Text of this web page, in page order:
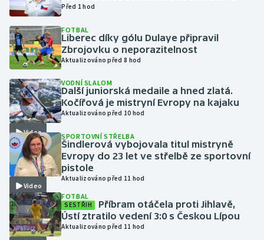
Házená
Jezdectví
Judo
Krasobruslení
Lezení
Lyže a snowboard
Moderní pětiboj
Motorsport
Před 1 hod
FOTBAL
Liberec díky gólu Dulaye připravil
Zbrojovku o neporazitelnost
Aktualizováno před 8 hod
Video
VODNÍ SLALOM
Další juniorská medaile a hned zlatá.
Kočířová je mistryní Evropy na kajaku
Aktualizováno před 10 hod
Video
SPORTOVNÍ STŘELBA
Šindlerová vybojovala titul mistryně
Evropy do 23 let ve střelbě ze sportovní
pistole
Aktualizováno před 11 hod
FOTBAL
SESTŘIH
Příbram otáčela proti Jihlavě,
Ústí ztratilo vedení 3:0 s Českou Lípou
Aktualizováno před 11 hod